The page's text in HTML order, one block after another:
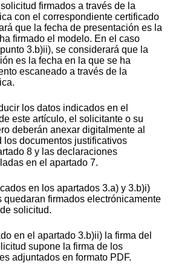
firmados a través de la
con el correspondiente certificado
que la fecha de presentación es la
firmado el modelo. En el caso
3.b)ii), se considerará que la
es la fecha en la que se ha
escaneado a través de la
los datos indicados en el
este artículo, el solicitante o su
deberán anexar digitalmente al
los documentos justificativos
8 y las declaraciones
en el apartado 7.
en los apartados 3.a) y 3.b)i)
quedaran firmados electrónicamente
solicitud.
en el apartado 3.b)ii) la firma del
supone la firma de los
adjuntados en formato PDF.